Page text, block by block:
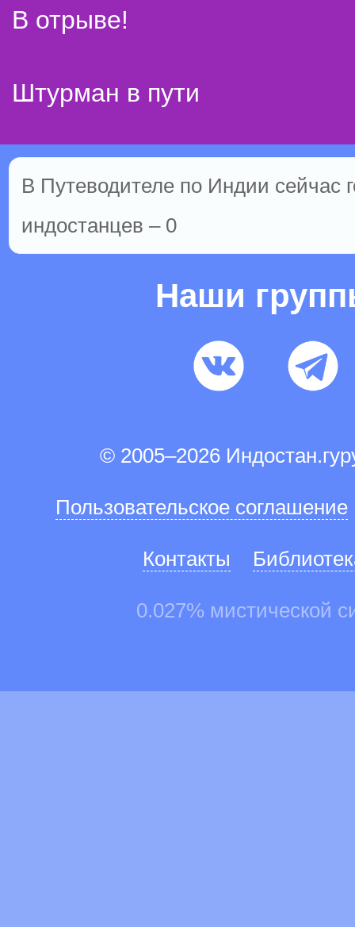
В отрыве!
Штурман в пути
В Путеводителе по Индии сейчас
индостанцев – 0
Наши
© 2005–2026
Пользовательское соглашение
Контакты
0.027% мистической